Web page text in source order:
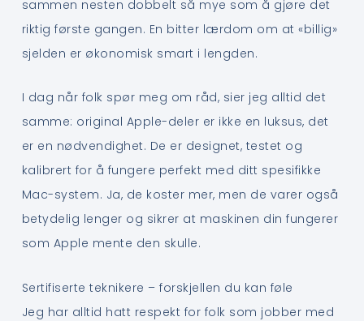
sammen nesten dobbelt så mye som å gjøre det
riktig første gangen. En bitter lærdom om at «billig»
sjelden er økonomisk smart i lengden.
I dag når folk spør meg om råd, sier jeg alltid det
samme: original Apple-deler er ikke en luksus, det
er en nødvendighet. De er designet, testet og
kalibrert for å fungere perfekt med ditt spesifikke
Mac-system. Ja, de koster mer, men de varer også
betydelig lenger og sikrer at maskinen din fungerer
som Apple mente den skulle.
Sertifiserte teknikere – forskjellen du kan føle
Jeg har alltid hatt respekt for folk som jobber med